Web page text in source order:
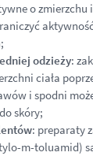
o zmierzchu
odzieży:
ciała
i spodni
skóry;
: preparaty
m-toluamid)